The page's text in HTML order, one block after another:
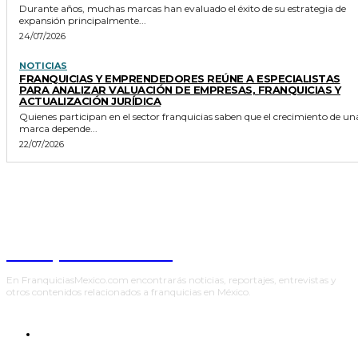
Durante años, muchas marcas han evaluado el éxito de su estrategia de
expansión principalmente...
24/07/2026
NOTICIAS
FRANQUICIAS Y EMPRENDEDORES REÚNE A ESPECIALISTAS
PARA ANALIZAR VALUACIÓN DE EMPRESAS, FRANQUICIAS Y
ACTUALIZACIÓN JURÍDICA
Quienes participan en el sector franquicias saben que el crecimiento de
marca depende...
22/07/2026
En FranquiciasMexico.com encontrarás noticias, reportajes, entrevistas y
otros contenidos relacionados a franquicias en México.